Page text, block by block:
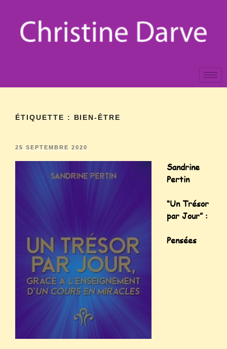
ÉTIQUETTE : BIEN-ÊTRE
25 SEPTEMBRE 2020
Sandrine
Pertin
“Un Trésor
par Jour” :
Pensées